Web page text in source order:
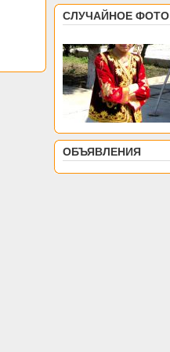
СЛУЧАЙНОЕ ФОТО
ОБЪЯВЛЕНИЯ